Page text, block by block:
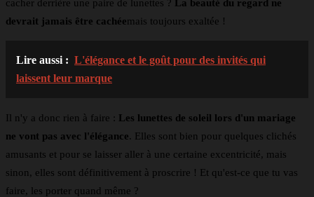
cacher derrière une paire de lunettes ? La beauté du regard ne
devrait jamais être cachéemais toujours exaltée !
Lire aussi : L'élégance et le goût pour des invités qui
laissent leur marque
Il n'y a donc rien à faire : Les lunettes de soleil lors d'un mariage
ne vont pas avec l'élégance. Elles sont bien pour quelques clichés
amusants et pour se laisser aller à une certaine excentricité, mais
sinon, elles sont définitivement à proscrire ! Et qu'est-ce que tu vas
faire, les porter quand même ?